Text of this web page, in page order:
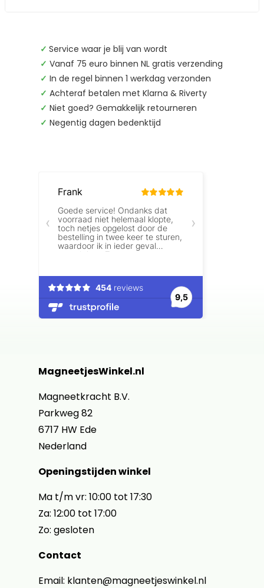
✓ Service waar je blij van wordt
✓ Vanaf 75 euro binnen NL gratis verzending
✓ In de regel binnen 1 werkdag verzonden
✓ Achteraf betalen met Klarna & Riverty
✓ Niet goed? Gemakkelijk retourneren
✓ Negentig dagen bedenktijd
MagneetjesWinkel.nl
Magneetkracht B.V.
Parkweg 82
6717 HW Ede
Nederland
Openingstijden winkel
Ma t/m vr: 10:00 tot 17:30
Za: 12:00 tot 17:00
Zo: gesloten
Contact
Email: klanten@magneetjeswinkel.nl